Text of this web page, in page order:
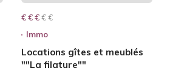
€ € € € €
€ € €
Immo
Locations gîtes et meublés
""La filature""